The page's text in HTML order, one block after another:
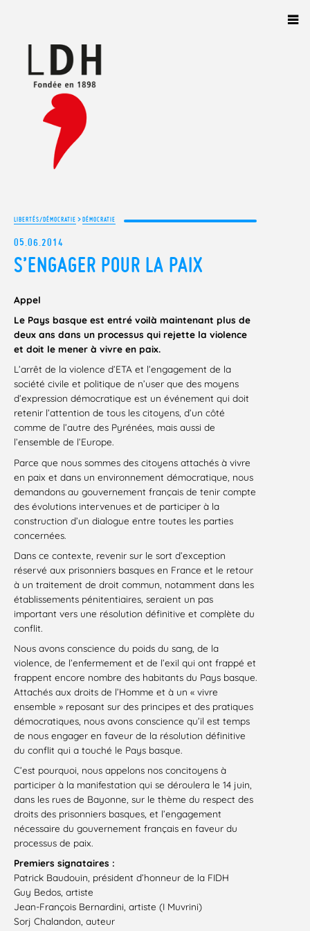
LIBERTÉS/DÉMOCRATIE >DÉMOCRATIE
05.06.2014
S’ENGAGER POUR LA PAIX
Appel
Le Pays basque est entré voilà maintenant plus de
deux ans dans un processus qui rejette la violence
et doit le mener à vivre en paix.
L’arrêt de la violence d’ETA et l’engagement de la
société civile et politique de n’user que des moyens
d’expression démocratique est un événement qui doit
retenir l’attention de tous les citoyens, d’un côté
comme de l’autre des Pyrénées, mais aussi de
l’ensemble de l’Europe.
Parce que nous sommes des citoyens attachés à vivre
en paix et dans un environnement démocratique, nous
demandons au gouvernement français de tenir compte
des évolutions intervenues et de participer à la
construction d’un dialogue entre toutes les parties
concernées.
Dans ce contexte, revenir sur le sort d’exception
réservé aux prisonniers basques en France et le retour
à un traitement de droit commun, notamment dans les
établissements pénitentiaires, seraient un pas
important vers une résolution définitive et complète du
conflit.
Nous avons conscience du poids du sang, de la
violence, de l’enfermement et de l’exil qui ont frappé et
frappent encore nombre des habitants du Pays basque.
Attachés aux droits de l’Homme et à un « vivre
ensemble » reposant sur des principes et des pratiques
démocratiques, nous avons conscience qu’il est temps
de nous engager en faveur de la résolution définitive
du conflit qui a touché le Pays basque.
C’est pourquoi, nous appelons nos concitoyens à
participer à la manifestation qui se déroulera le 14 juin,
dans les rues de Bayonne, sur le thème du respect des
droits des prisonniers basques, et l’engagement
nécessaire du gouvernement français en faveur du
processus de paix.
Premiers signataires :
Patrick Baudouin, président d’honneur de la FIDH
Guy Bedos, artiste
Jean-François Bernardini, artiste (I Muvrini)
Sorj Chalandon, auteur